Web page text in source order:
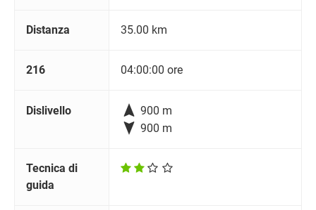
Distanza 35.00 km
216 04:00:00 ore
Dislivello  900 m
 900 m
Tecnica di
guida